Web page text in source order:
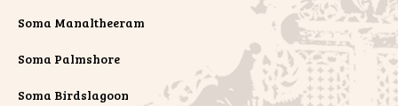
Soma Manaltheeram
Soma Palmshore
Soma Birdslagoon